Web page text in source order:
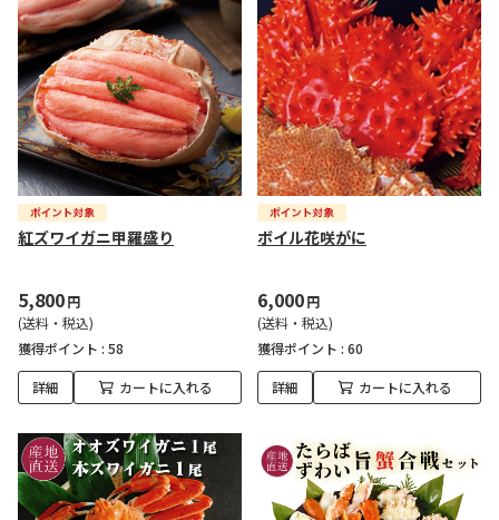
紅ズワイガニ甲羅盛り
5,800円
(送料・税込)
獲得ポイント : 58
詳細 カートに入れる
ボイル花咲がに
6,000円
(送料・税込)
獲得ポイント : 60
詳細 カートに入れる